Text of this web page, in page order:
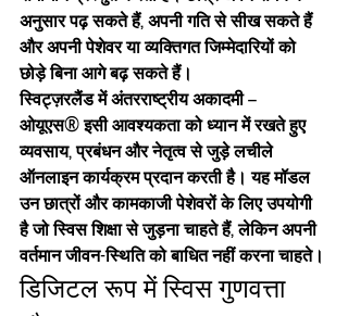
अनुसार पढ़ सकते हैं, अपनी गति से सीख सकते हैं
और अपनी पेशेवर या व्यक्तिगत जिम्मेदारियों को
छोड़े बिना आगे बढ़ सकते हैं।
स्विट्ज़रलैंड में अंतरराष्ट्रीय अकादमी –
ओयूएस® इसी आवश्यकता को ध्यान में रखते हुए
व्यवसाय, प्रबंधन और नेतृत्व से जुड़े लचीले
ऑनलाइन कार्यक्रम प्रदान करती है। यह मॉडल
उन छात्रों और कामकाजी पेशेवरों के लिए उपयोगी
है जो स्विस शिक्षा से जुड़ना चाहते हैं, लेकिन अपनी
वर्तमान जीवन-स्थिति को बाधित नहीं करना चाहते।
डिजिटल रूप में स्विस गुणवत्ता